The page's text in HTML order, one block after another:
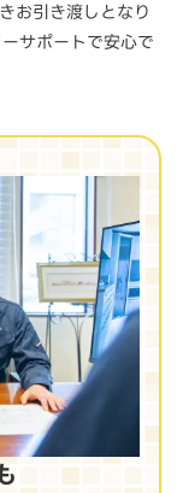
お引き渡しとなり
サポートで安心で